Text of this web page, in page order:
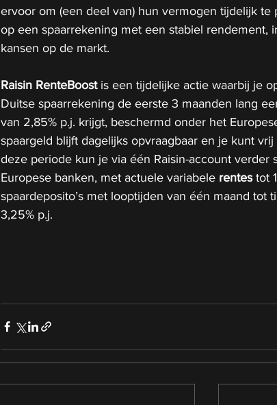
ervoor om (een deel van) hun vermogen tijdelijk te
op een spaarrekening met een stabiel rendement,
kansen op de markt.
Raisin RenteBoost is een tijdelijke actie waarbij je
Duitse spaarrekening de eerste 3 maanden lang
van 2,85% p.j. krijgt, beschermd onder het
spaargeld blijft dagelijks opvraagbaar en je kunt
deze periode kun je via één Raisin-account verder
Europese banken, met actuele variabele rentes tot
spaardeposito’s met looptijden van één maand tot
3,25% p.j.